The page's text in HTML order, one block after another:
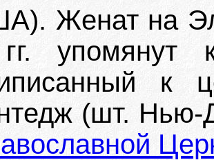
Женат на
упомянут
к
(шт.